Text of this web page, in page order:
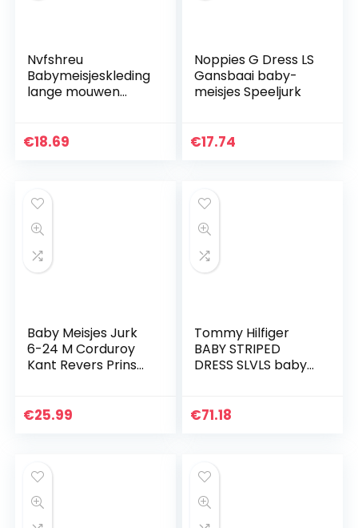
Nvfshreu
Babymeisjeskleding
lange mouwen
partyjurk jurk 1
€18.69
Noppies G Dress LS
Gansbaai baby-
meisjes Speeljurk
€17.74
Baby Meisjes Jurk
6-24 M Corduroy
Kant Revers Prinses
Elastische mouwen
€25.99
Tommy Hilfiger
BABY STRIPED
DRESS SLVLS baby-
€71.18